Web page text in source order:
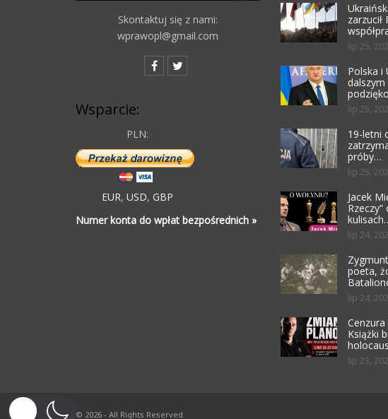
Skontaktuj się z nami:
wprawopl@gmail.com
Wsparcie:
PLN:
EUR, USD, GBP
Numer konta do wpłat bezpośrednich »
zarzucił
lip 25,
Polska i
dalszym
lip 25,
19-letni
próby…
lip 25,
Jacek
lip 24,
poeta,
lip 24,
Książki
lip 23,
© 2026 - All Rights Reserved.